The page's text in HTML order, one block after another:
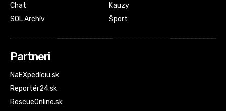
Chat
SOL Archív
Kauzy
Šport
Partneri
NaEXpedíciu.sk
Reportér24.sk
RescueOnline.sk